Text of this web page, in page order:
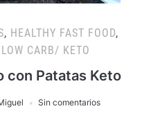
, HEALTHY FAST FOOD,
LOW CARB/ KETO
con Patatas Keto
Sin comentarios